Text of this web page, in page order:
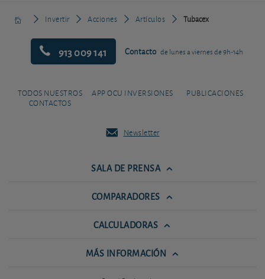
Invertir Acciones Artículos Tubacex
913 009 141 Contacto de lunes a viernes de 9h-14h
TODOS NUESTROS
CONTACTOS
APP OCU INVERSIONES PUBLICACIONES
Newsletter
SALA DE PRENSA
COMPARADORES
CALCULADORAS
MÁS INFORMACIÓN